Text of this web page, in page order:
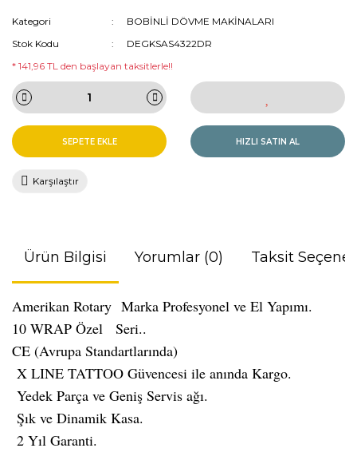
Kategori
BOBİNLİ DÖVME MAKİNALARI
Stok Kodu
DEGKSAS4322DR
* 141,96 TL den başlayan taksitlerle!!
SEPETE EKLE HIZLI SATIN AL
Karşılaştır
Ürün Bilgisi Yorumlar (0) Taksit
Amerikan Rotary Marka Profesyonel ve El Yapımı.
10 WRAP Özel Seri..
CE (Avrupa Standartlarında)
X LINE TATTOO Güvencesi ile anında Kargo.
Yedek Parça ve Geniş Servis ağı.
Şık ve Dinamik Kasa.
2 Yıl Garanti.